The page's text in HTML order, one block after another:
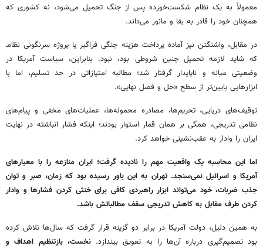
معمولاً به یک نظام شکست‌خورده پس از جنگ تحمیل می‌شود، نه کشوری که
همچنان خود را قادر به بقا و مانور می‌داند.
در مقابل، واشنگتن نیز آماده پرداخت هزینه جنگی فراگیر یا پروژه سرنگونی نظامـ
که شاید لازمه تحمیل چنین شروطی بود، نبود. بنابراین، سیاست آمریکا در
وضعیتی میانه و ناپایدار گرفتار شد؛ مطالبه امتیازاتی در حد تسلیم، اما با
ابزارهایی پایین‌تر از سطح «حل و فصل نهایی».
توقیف‌های دریایی، تحریم‌ها، مصادره محموله‌ها، عملیات‌های مخفی و پیام‌های
نظامی تدریجی، همگی بر همان قمار استوار بودند؛ اینکه فشار انباشته در نهایت
ایران را وادار به عقب‌نشینی خواهد کرد.
اما این محاسبه یک واقعیت مهم را نادیده گرفت؛ ایران منازعه را با معیارهای
آمریکا و اسرائیل نمی‌سنجد. تهران به این باور رسیده بود که زمان، صبر و توان
جذب ضربات، خود می‌تواند ابزار راهبردی کافی برای خنثی کردن فشارها و وادار
کردن طرف مقابل به کاهش تدریجی سقف مطالباتش باشد.
به همین دلیل، دولت آمریکا در برابر دو گزینه قرار گرفت که سال‌ها تلاش کرده
بود تصمیم‌گیری درباره آن‌ها را به تعویق بیندازد.نخست، بازتنظیم اهداف و